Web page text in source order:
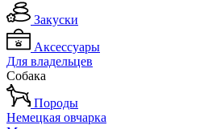
Закуски
Аксессуары
Для владельцев
Собака
Породы
Немецкая овчарка